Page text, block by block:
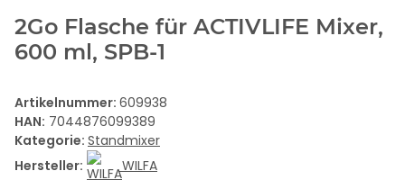
2Go Flasche für ACTIVLIFE Mixer,
600 ml, SPB-1
Artikelnummer: 609938
HAN: 7044876099389
Kategorie: Standmixer
Hersteller:
WILFA